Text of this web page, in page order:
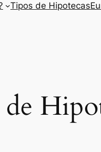
Tipos de Hipotecas